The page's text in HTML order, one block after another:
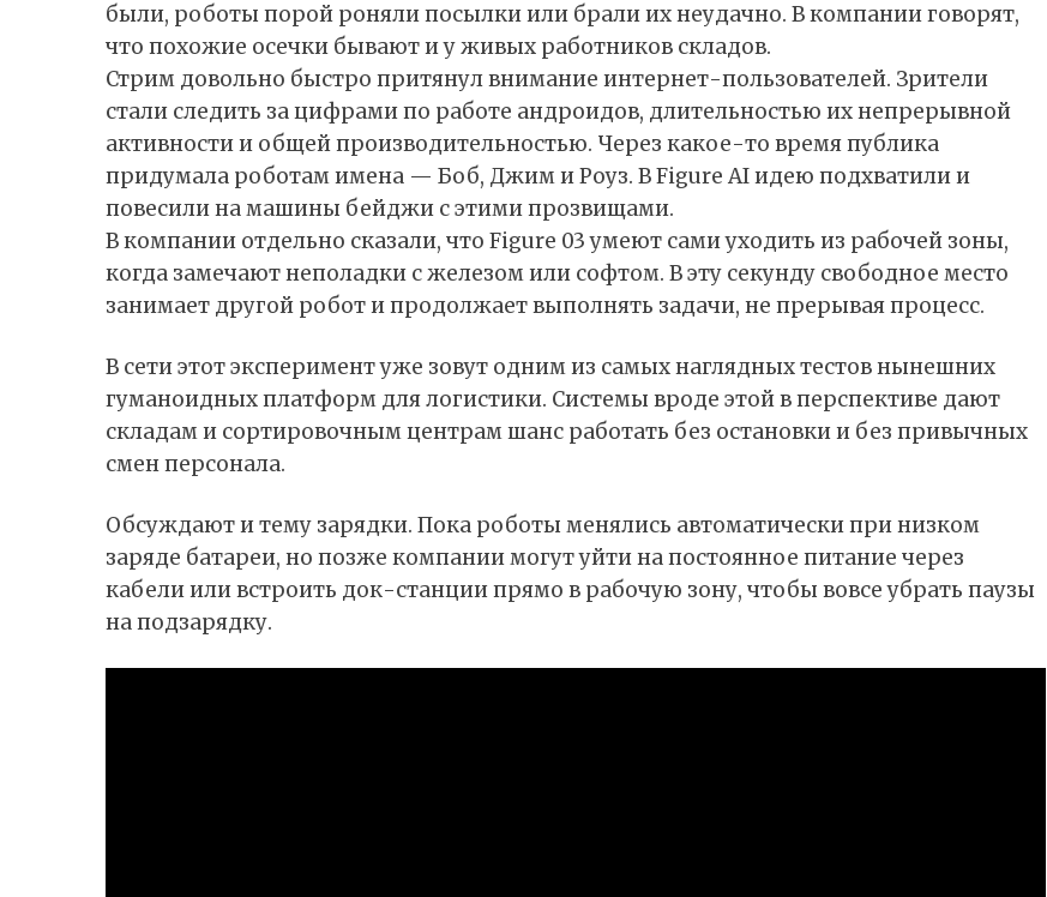
были, роботы порой роняли посылки или брали их неудачно. В компании говорят,
что похожие осечки бывают и у живых работников складов.
Стрим довольно быстро притянул внимание интернет-пользователей. Зрители
стали следить за цифрами по работе андроидов, длительностью их непрерывной
активности и общей производительностью. Через какое-то время публика
придумала роботам имена — Боб, Джим и Роуз. В Figure AI идею подхватили и
повесили на машины бейджи с этими прозвищами.
В компании отдельно сказали, что Figure 03 умеют сами уходить из рабочей зоны,
когда замечают неполадки с железом или софтом. В эту секунду свободное место
занимает другой робот и продолжает выполнять задачи, не прерывая процесс.
В сети этот эксперимент уже зовут одним из самых наглядных тестов нынешних
гуманоидных платформ для логистики. Системы вроде этой в перспективе дают
складам и сортировочным центрам шанс работать без остановки и без привычных
смен персонала.
Обсуждают и тему зарядки. Пока роботы менялись автоматически при низком
заряде батареи, но позже компании могут уйти на постоянное питание через
кабели или встроить док-станции прямо в рабочую зону, чтобы вовсе убрать паузы
на подзарядку.